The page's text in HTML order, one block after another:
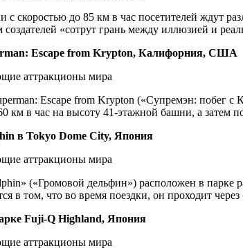
с скоростью до 85 км в час посетителей ждут
«сотрут грань между иллюзией и
Escape from Krypton, Калифорния, США
Escape from Krypton («Супремэн: побег
км в час на высоту 41-этажной башни, а затем
в Tokyo Dome City, Япония
(«Громовой дельфин») расположен в
в том, что во время поездки, он проходит
Fuji-Q Highland, Япония